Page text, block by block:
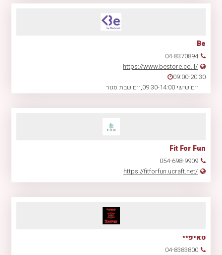
Be
04-8370894
https://www.bestore.co.il/
09:00-20:30
יום שישי 09:30-14:00,יום שבת סגור
Fit For Fun
054-698-9909
https://fitforfun.ucraft.net/
טאיפיי
04-8383800